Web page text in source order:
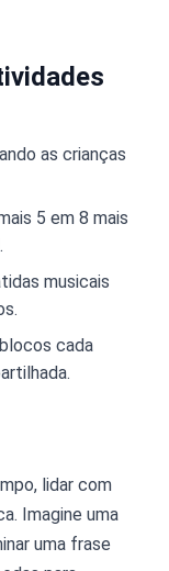
as crianças
5 em 8 mais
musicais
cada
lidar com
Imagine uma
uma frase